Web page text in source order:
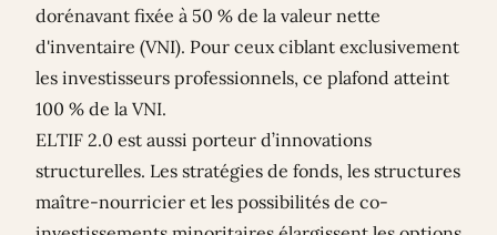
dorénavant fixée à 50 % de la valeur nette
d'inventaire (VNI). Pour ceux ciblant exclusivement
les investisseurs professionnels, ce plafond atteint
100 % de la VNI.
ELTIF 2.0 est aussi porteur d’innovations
structurelles. Les stratégies de fonds, les structures
maître-nourricier et les possibilités de co-